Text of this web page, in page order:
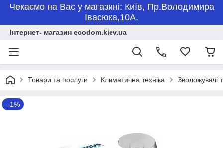
Чекаємо на Вас у магазині: Київ, Пр.Володимира
Івасюка,10А.
Інтернет- магазин ecodom.kiev.ua
Товари та послуги Климатична техніка Зволожувачі
–1%